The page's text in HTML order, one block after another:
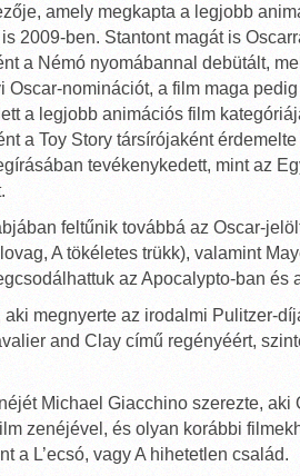
amely megkapta a legjobb
2009-ben. Stantont magát is
a Némó nyomábannal debütált,
Oscar-nominációt, a film maga
a legjobb animációs film
a Toy Story társírójaként
tevékenykedett, mint az
feltűnik továbbá az Oscar-
A tökéletes trükk), valamint
az Apocalypto-ban és
aki megnyerte az irodalmi Pulitzer-
and Clay című regényéért,
Michael Giacchino szerezte, aki
zenéjével, és olyan korábbi
a L’ecsó, vagy A hihetetlen család.